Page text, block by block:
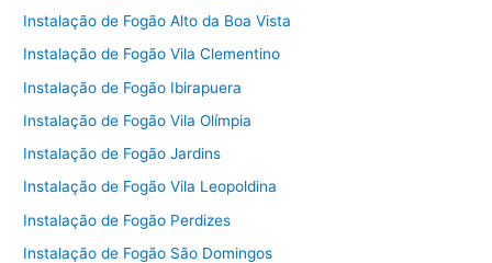
Instalação de Fogão Alto da Boa Vista
Instalação de Fogão Vila Clementino
Instalação de Fogão Ibirapuera
Instalação de Fogão Vila Olímpia
Instalação de Fogão Jardins
Instalação de Fogão Vila Leopoldina
Instalação de Fogão Perdizes
Instalação de Fogão São Domingos